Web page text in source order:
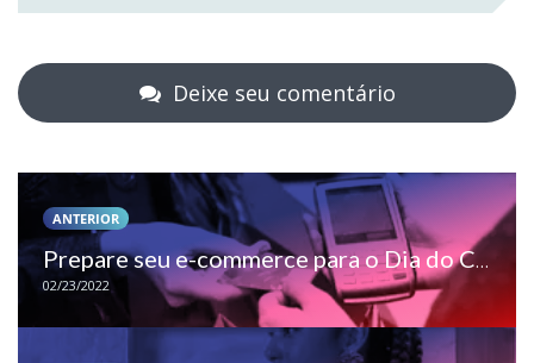
Deixe seu comentário
ANTERIOR
Prepare seu e-commerce para o Dia do Consumidor
02/23/2022